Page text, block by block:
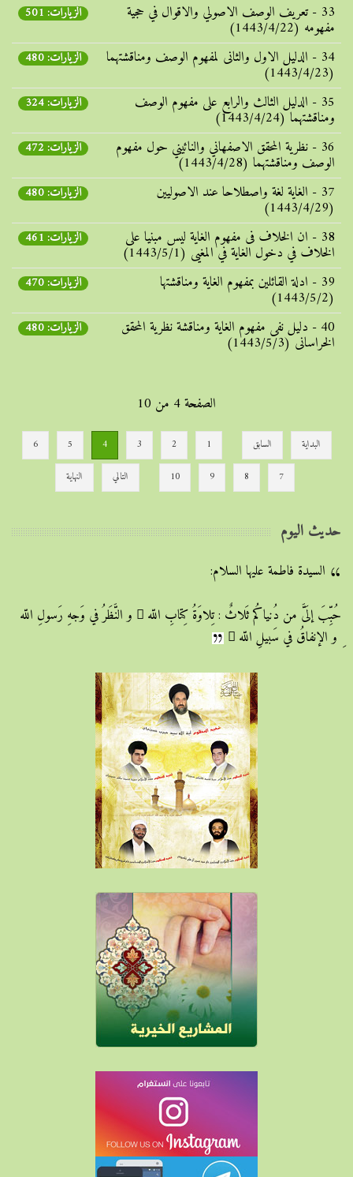
33 - تعریف الوصف الاصولي والاقوال في حجیة
مفهومه (1443/4/22)
الزيارات: 501
34 - الدلیل الاول والثانی لمفهوم الوصف ومناقشتهما
(1443/4/23)
الزيارات: 480
35 - الدلیل الثالث والرابع علی مفهوم الوصف
ومناقشتهما (1443/4/24)
الزيارات: 324
36 - نظریة المحقق الاصفهاني والنائيني حول مفهوم
الوصف ومناقشتهما (1443/4/28)
الزيارات: 472
37 - الغایة لغة واصطلاحا عند الاصولیین
(1443/4/29)
الزيارات: 480
38 - ان الخلاف فی مفهوم الغایة لیس مبنیا علی
الخلاف في دخول الغایة في المغيی (1443/5/1)
الزيارات: 461
39 - ادلة القائلین بمفهوم الغایة ومناقشتها
(1443/5/2)
الزيارات: 470
40 - دلیل نفی مفهوم الغایة ومناقشة نظریة المحقق
الخراسانی (1443/5/3)
الزيارات: 480
الصفحة 4 من 10
البداية السابق 1
2
3
4
5
6
7
8
9
10 التالي النهاية
حديث اليوم
السيدة فاطمة عليها السلام:
حُبِّبَ إلَىَّ من دُنياكُم ثَلاثٌ : تِلاوَةُ كِتابِ اللّه ِ و النَّظَرُ في وَجهِ رَسولِ اللّه
ِ و الإنفاقُ في سَبيلِ اللّه ِ